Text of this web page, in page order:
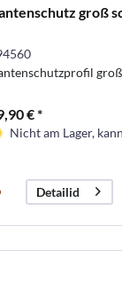
groß
€ *
Nicht am Lager,
Detailid